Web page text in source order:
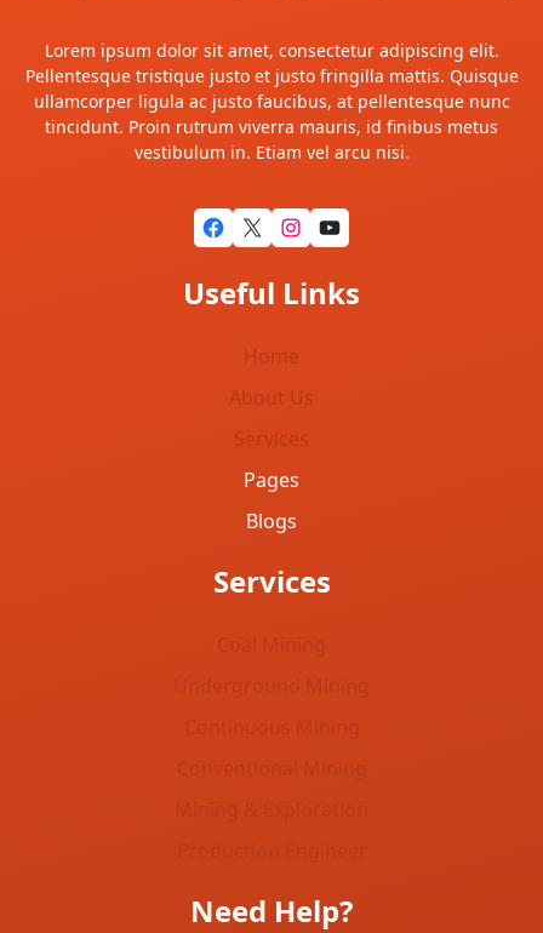
Lorem ipsum dolor sit amet, consectetur adipiscing elit.
Pellentesque tristique justo et justo fringilla mattis. Quisque
ullamcorper ligula ac justo faucibus, at pellentesque nunc
tincidunt. Proin rutrum viverra mauris, id finibus metus
vestibulum in. Etiam vel arcu nisi.
Facebook X Instagram YouTube
Useful Links
Home
About Us
Services
Pages
Blogs
Services
Coal Mining
Underground Mining
Need Help?